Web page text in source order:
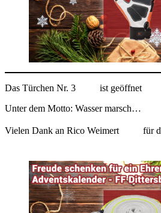
Das Türchen Nr. 3
ist geöffnet
Unter dem Motto: Wasser marsch…
Vielen Dank an Rico Weimert für